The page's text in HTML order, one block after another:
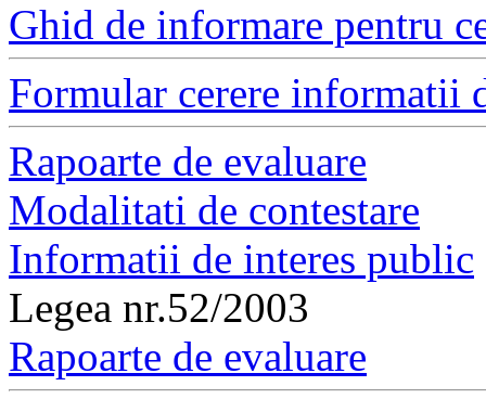
Ghid de informare pentru
Formular cerere informatii
Rapoarte de evaluare
Modalitati de contestare
Informatii de interes public
Legea nr.52/2003
Rapoarte de evaluare